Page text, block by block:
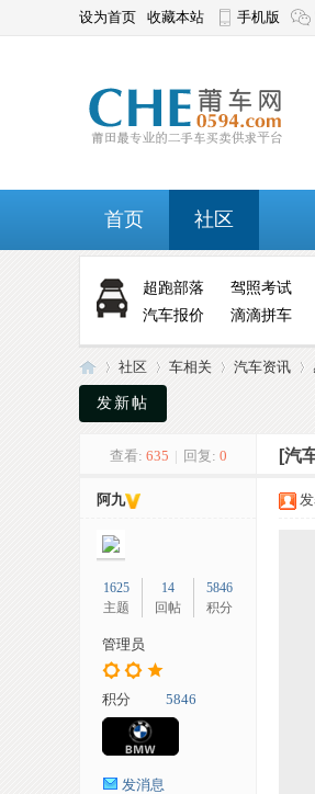
设为首页 收藏本站 手机版
首页 社区
超跑部落 驾照考试
汽车报价
滴滴拼车
社区
›
车相关
›
汽车资讯
›
发新帖
查看: 635 | 回复: 0 [汽
阿九
1625
主题
14
回帖
5846
积分
管理员
积分 5846
发消息